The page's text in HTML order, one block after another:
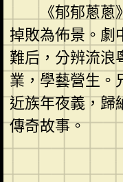
《郁郁蔥蔥
掉敗為佈景。劇
難后，分辨流浪
業，學藝營生。
近族年夜義，歸
傳奇故事。